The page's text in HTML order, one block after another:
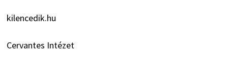
kilencedik.hu
Cervantes Intézet